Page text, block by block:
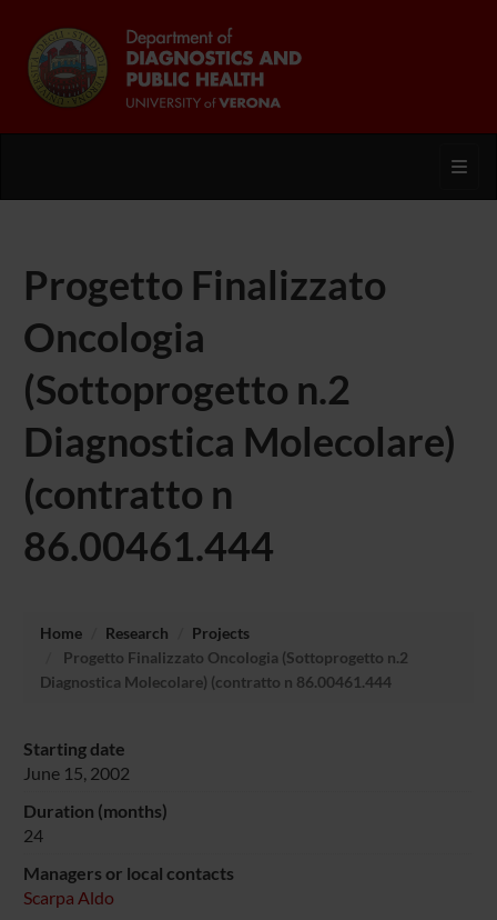
Progetto Finalizzato
Oncologia
(Sottoprogetto n.2
Diagnostica Molecolare)
(contratto n
86.00461.444
Home Research
Projects
Progetto Finalizzato Oncologia (Sottoprogetto n.2
Diagnostica Molecolare) (contratto n 86.00461.444
Starting date
June 15, 2002
Duration (months)
24
Managers or local contacts
Scarpa Aldo